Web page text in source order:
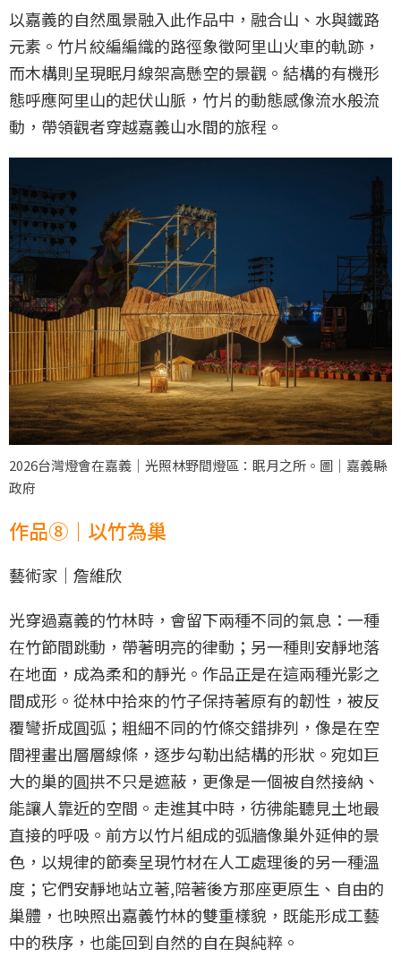
以嘉義的自然風景融入此作品中，融合山、水與鐵路
元素。竹片絞編編織的路徑象徵阿里山火車的軌跡，
而木構則呈現眠月線架高懸空的景觀。結構的有機形
態呼應阿里山的起伏山脈，竹片的動態感像流水般流
動，帶領觀者穿越嘉義山水間的旅程。
2026台灣燈會在嘉義｜光照林野間燈區：眠月之所。圖｜嘉義縣
政府
作品⑧｜以竹為巢
藝術家｜詹維欣
光穿過嘉義的竹林時，會留下兩種不同的氣息：一種
在竹節間跳動，帶著明亮的律動；另一種則安靜地落
在地面，成為柔和的靜光。作品正是在這兩種光影之
間成形。從林中拾來的竹子保持著原有的韌性，被反
覆彎折成圓弧；粗細不同的竹條交錯排列，像是在空
間裡畫出層層線條，逐步勾勒出結構的形狀。宛如巨
大的巢的圓拱不只是遮蔽，更像是一個被自然接納、
能讓人靠近的空間。走進其中時，彷彿能聽見土地最
直接的呼吸。前方以竹片組成的弧牆像巢外延伸的景
色，以規律的節奏呈現竹材在人工處理後的另一種溫
度；它們安靜地站立著,陪著後方那座更原生、自由的
巢體，也映照出嘉義竹林的雙重樣貌，既能形成工藝
中的秩序，也能回到自然的自在與純粹。